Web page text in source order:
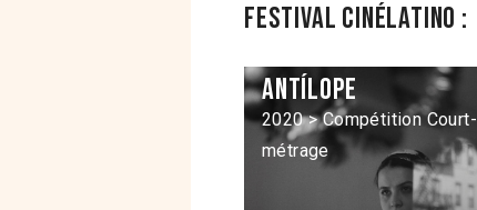
Festival Cinélatino :
Antílope
2020 > Compétition Court-
métrage